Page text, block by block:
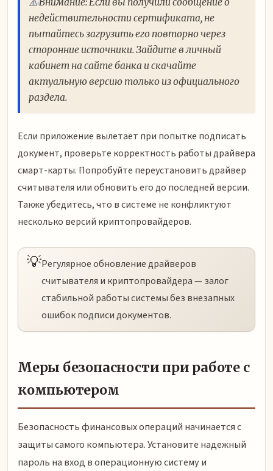
⚠️ Внимание: Если вы получили сообщение о
недействительности сертификата, не
пытайтесь загрузить его повторно через
сторонние источники. Зайдите в личный
кабинет на сайте банка и скачайте
актуальную версию только из официального
раздела.
Если приложение вылетает при попытке подписать
документ, проверьте корректность работы драйвера
смарт-карты. Попробуйте переустановить драйвер
считывателя или обновить его до последней версии.
Также убедитесь, что в системе не конфликтуют
несколько версий криптопровайдеров.
💡Регулярное обновление драйверов
считывателя и криптопровайдера — залог
стабильной работы системы без внезапных
ошибок подписи документов.
Меры безопасности при работе с
компьютером
Безопасность финансовых операций начинается с
защиты самого компьютера. Установите надежный
пароль на вход в операционную систему и